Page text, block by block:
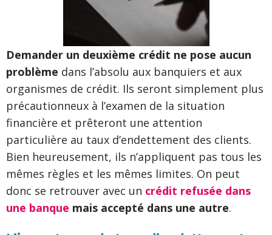
Demander un deuxième crédit ne pose aucun
problème dans l’absolu aux banquiers et aux
organismes de crédit. Ils seront simplement plus
précautionneux à l’examen de la situation
financière et prêteront une attention
particulière au taux d’endettement des clients.
Bien heureusement, ils n’appliquent pas tous les
mêmes règles et les mêmes limites. On peut
donc se retrouver avec un crédit refusée dans
une banque mais accepté dans une autre.